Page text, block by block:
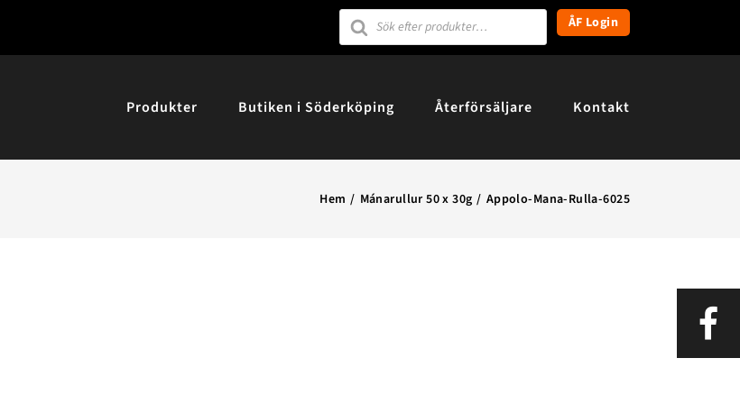
Products
search ÅF Login
Produkter Butiken i Söderköping Återförsäljare Kontakt
Hem Mánarullur 50 x 30g Appolo-Mana-Rulla-6025